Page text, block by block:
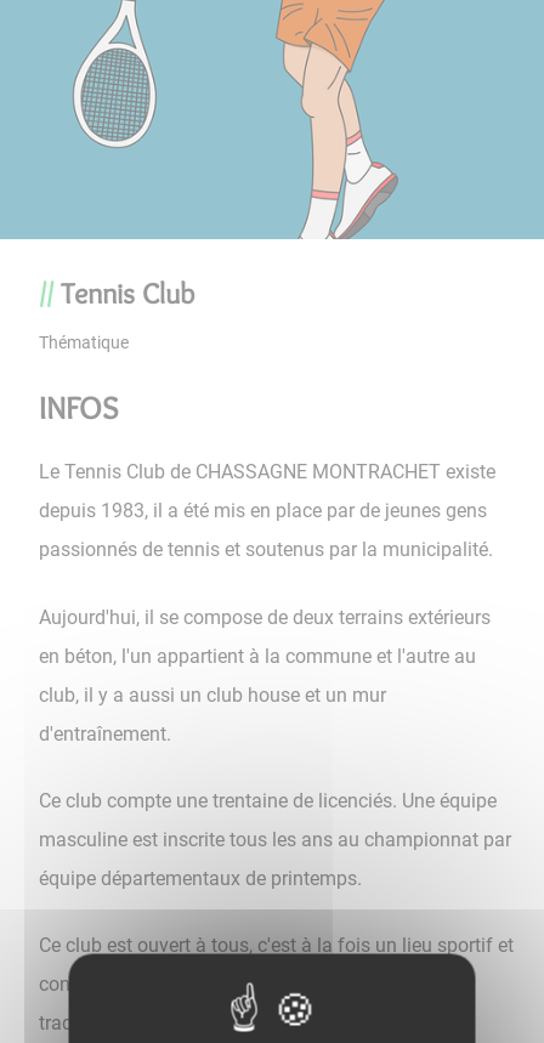
Tennis Club
Thématique
INFOS
Le Tennis Club de CHASSAGNE MONTRACHET existe
depuis 1983, il a été mis en place par de jeunes gens
passionnés de tennis et soutenus par la municipalité.
Aujourd'hui, il se compose de deux terrains extérieurs
en béton, l'un appartient à la commune et l'autre au
club, il y a aussi un club house et un mur
d'entraînement.
Ce club compte une trentaine de licenciés. Une équipe
masculine est inscrite tous les ans au championnat par
équipe départementaux de printemps.
Ce club est ouvert à tous, c'est à la fois un lieu sportif et
convivial notamment grâce à l'organisation de son
traditionnel tournoi d'été.